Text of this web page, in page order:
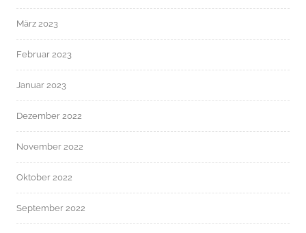
März 2023
Februar 2023
Januar 2023
Dezember 2022
November 2022
Oktober 2022
September 2022